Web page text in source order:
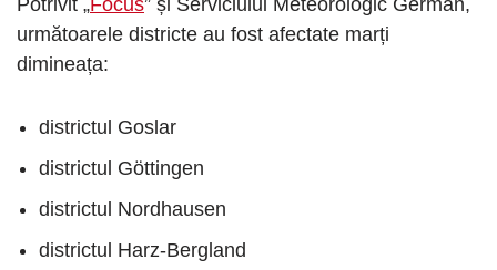
următoarele districte au fost afectate marți
dimineața:
districtul Goslar
districtul Göttingen
districtul Nordhausen
districtul Harz-Bergland